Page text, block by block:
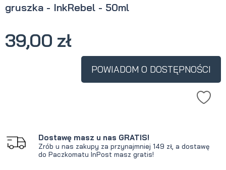
gruszka - InkRebel - 50ml
39,00 zł
POWIADOM O DOSTĘPNOŚCI
Dostawę masz u nas GRATIS!
Zrób u nas zakupy za przynajmniej 149 zł, a dostawę
do Paczkomatu InPost masz gratis!